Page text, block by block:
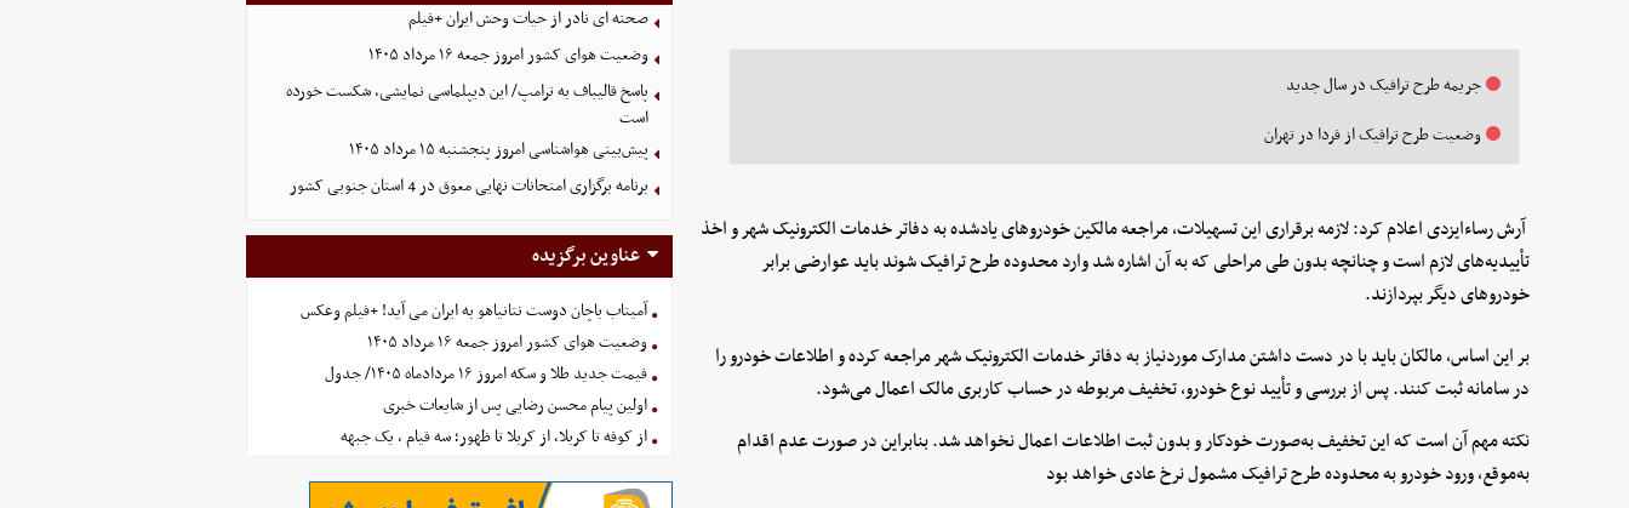
جریمه طرح ترافیک در سال جدید
وضعیت طرح ترافیک از فردا در تهران
آرش رساءایزدی اعلام کرد: لازمه برقراری این تسهیلات، مراجعه مالکین خودروهای یادشده به دفاتر خدمات الکترونیک شهر و اخذ
تأییدیه‌های لازم است و چنانچه بدون طی مراحلی که به آن اشاره شد وارد محدوده طرح ترافیک شوند باید عوارضی برابر
خودروهای دیگر بپردازند.
بر این اساس، مالکان باید با در دست داشتن مدارک موردنیاز به دفاتر خدمات الکترونیک شهر مراجعه کرده و اطلاعات خودرو را
در سامانه ثبت کنند. پس از بررسی و تأیید نوع خودرو، تخفیف مربوطه در حساب کاربری مالک اعمال می‌شود.
نکته مهم آن است که این تخفیف به‌صورت خودکار و بدون ثبت اطلاعات اعمال نخواهد شد. بنابراین در صورت عدم اقدام
به‌موقع، ورود خودرو به محدوده طرح ترافیک مشمول نرخ عادی خواهد بود
صحنه ای نادر از حیات وحش ایران +فیلم
وضعیت هوای کشور امروز جمعه ۱۶ مرداد ۱۴۰۵
پاسخ قالیباف به ترامپ/ این دیپلماسی نمایشی، شکست خورده
است
پیش‌بینی هواشناسی امروز پنجشنبه ۱۵ مرداد ۱۴۰۵
برنامه برگزاری امتحانات نهایی معوق در 4 استان جنوبی کشور
عناوین برگزیده
آمیتاب باچان دوست نتانیاهو به ایران می آید! +فیلم وعکس
وضعیت هوای کشور امروز جمعه ۱۶ مرداد ۱۴۰۵
قیمت جدید طلا و سکه امروز ۱۶ مردادماه ۱۴۰۵/ جدول
اولین پیام محسن رضایی پس از شایعات خبری
از کوفه تا کربلا، از کربلا تا ظهور؛ سه قیام ، یک جبهه